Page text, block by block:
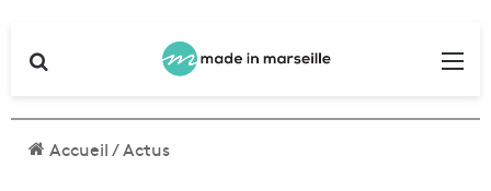
Accueil/Actus